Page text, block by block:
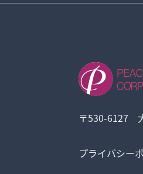
〒530-6127
プライバシー